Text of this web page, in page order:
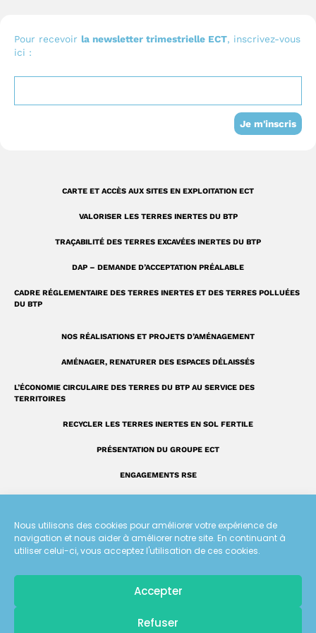
Nous utilisons des cookies pour améliorer votre expérience de
navigation et nous aider à améliorer notre site. En continuant à
utiliser celui-ci, vous acceptez l'utilisation de ces cookies.
Accepter
Refuser
b
o
k
u
e
e
i
n
I
s
t
a
m
Pour recevoir la newsletter trimestrielle ECT, inscrivez-vous
ici :
Je m'inscris
CARTE ET ACCÈS AUX SITES EN EXPLOITATION ECT
VALORISER LES TERRES INERTES DU BTP
TRAÇABILITÉ DES TERRES EXCAVÉES INERTES DU BTP
DAP – DEMANDE D’ACCEPTATION PRÉALABLE
CADRE RÉGLEMENTAIRE DES TERRES INERTES ET DES TERRES POLLUÉES
DU BTP
NOS RÉALISATIONS ET PROJETS D’AMÉNAGEMENT
AMÉNAGER, RENATURER DES ESPACES DÉLAISSÉS
L’ÉCONOMIE CIRCULAIRE DES TERRES DU BTP AU SERVICE DES
TERRITOIRES
RECYCLER LES TERRES INERTES EN SOL FERTILE
PRÉSENTATION DU GROUPE ECT
ENGAGEMENTS RSE
UN LEXIQUE UNIQUE SUR LA VALORISATION DES TERRES
les dernières actualités d'ECT